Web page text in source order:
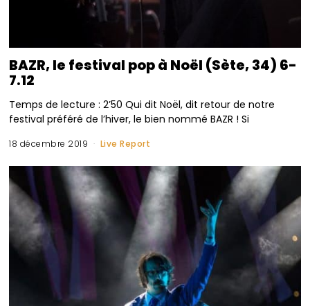
BAZR, le festival pop à Noël (Sète, 34) 6-
7.12
Temps de lecture : 2’50 Qui dit Noël, dit retour de notre
festival préféré de l’hiver, le bien nommé BAZR ! Si
18 décembre 2019 Live Report